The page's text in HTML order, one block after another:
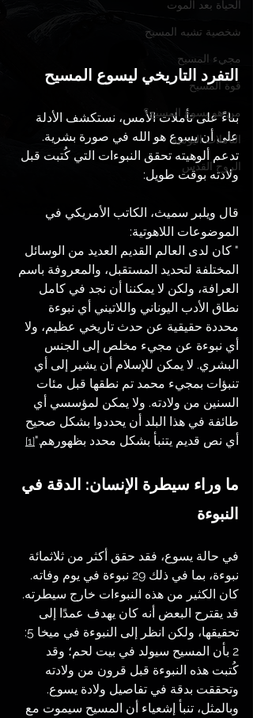
الحياة بعد الموت
شخصية تشبه المسيح
مجيء المسيح
قوة المسيح
من هو يسوع المسيح؟
التأملات اليومية
الروح القدس
التفرد التاريخي ليسوع المسيح
بناءً على تأملات الأمس، نستكشف الأدلة
على أن يسوع هو الله في صورة بشرية.
تدعم ألوهيته تحقق النبوءات التي كُتبت قبل
ولادته بوقت طويل:
قال ويلبر سميث، الكاتب الأمريكي في
الموضوعات اللاهوتية:
" كان لدى العالم القديم العديد من الوسائل
المختلفة لتحديد المستقبل، والمعروفة باسم
العرافة، ولكن لا يمكننا أن نجد في كامل
نطاق الأدب اليوناني واللاتيني أي نبوءة
محددة حقيقية عن حدث تاريخي عظيم، ولا
أي نبوءة عن مجيء مخلص إلى الجنس
البشري. لا يمكن للإسلام أن يشير إلى أي
تنبؤات بمجيء محمد تم نطقها قبل مئات
السنين من ولادته. ولا يمكن لمؤسسي أي
طائفة في هذا البلد أن يحددوا بشكل صحيح
أي نص قديم يتنبأ بشكل محدد بظهورهم."[1]
ما وراء سيطرة الإنسان: الدقة في
النبوءة
في حالة يسوع، فقد حقق أكثر من ثلاثمائة
نبوءة، بما في ذلك 29 نبوءة في يوم وفاته.
كان الكثير من هذه النبوءات خارج سيطرته.
قد يقترح البعض أنه كان يهدف عمدًا إلى
تحقيقها، ولكن انظر إلى النبوءة في ميخا 5:
2 بأن المسيح سيولد في بيت لحم؛ وقد
كُتبت هذه النبوءة قبل قرون من ولادته
وتحققت بدقة في تفاصيل ولادة يسوع.
وبالمثل، تنبأ إشعياء أن المسيح سيموت مع